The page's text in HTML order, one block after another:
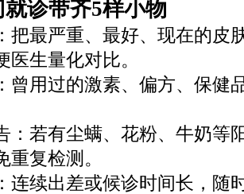
诊带齐5样小物
把最严重、最好、现在的皮
医生量化对比。
曾用过的激素、偏方、保健
：若有尘螨、花粉、牛奶等
重复检测。
连续出差或候诊时间长，随
1
来院路线